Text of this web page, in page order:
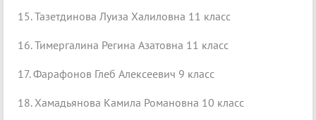
15. Тазетдинова Луиза Халиловна 11 класс
16. Тимергалина Регина Азатовна 11 класс
17. Фарафонов Глеб Алексеевич 9 класс
18. Хамадьянова Камила Романовна 10 класс